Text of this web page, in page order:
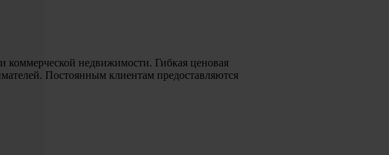
недвижимости. Гибкая ценовая
Постоянным клиентам предоставляются